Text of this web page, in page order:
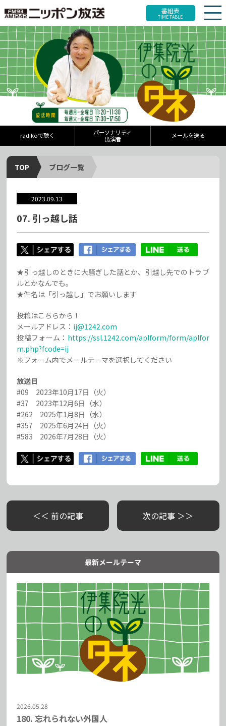
番組表
TIME TABLE
radikoで聴く
パーソナリティ
出演者
メールを送る
TOP ブログ一覧
2023.09.13
07. 引っ越し話
★引っ越しのときに大騒ぎした話とか、引越し先でのトラブ
ルとかなんでも。
★件名は「引っ越し」でお願いします
投稿はこちらから！
メールアドレス： ij@1242.com
投稿フォーム： https://ssl.1242.com/aplform/form/aplfor
m.php?fcode=ij
※フォーム内でメールテーマを選択してください
放送日
#09 2023年10月17日（火）
#37 2023年12月6日（水）
#262 2025年1月8日（水）
#357 2025年6月24日（火）
#583 2026年7月28日（火）
＜＜ 前の記事 次の記事 ＞＞
最新メールテーマ
2026.05.28
180. 忘れられない外国人